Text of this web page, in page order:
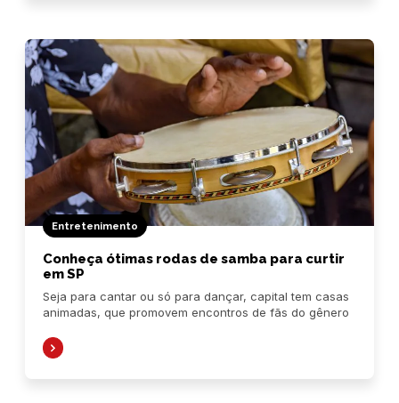
Entretenimento
Conheça ótimas rodas de samba para curtir
em SP
Seja para cantar ou só para dançar, capital tem casas
animadas, que promovem encontros de fãs do gênero